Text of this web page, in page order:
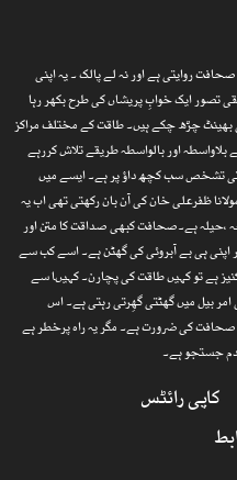
روایتی ہے اور نہ لے پالک ۔ یہ اپنی
تصور ایک خوابِ پریشاں کی طرح بکھر رہا
بھینٹ چڑھ چکے ہیں۔ طاقت کے مختلف مراکز
اور بالواسطہ طریقے تلاش کررہے
تشخص سب کچھ داؤ پر ہے۔ ایسے میں
ظفرعلی خان کی آن بان رکھتی تھی اب یہ
،حیلہ ہے۔صحافت کبھی صداقت کا متن اور
ہی بے آبروئی کی گھٹن ہے۔ اسے کب سے
ہے تو کہیں طاقت کی پچارن۔ کہیںا سے
بیل میں گھٹتی گھِرتی رہتی ہے۔ اس
کی ضرورت ہے۔ مگر یہ راہ پرخطر ہے
جستجو ہے۔
کاپی رائٹس